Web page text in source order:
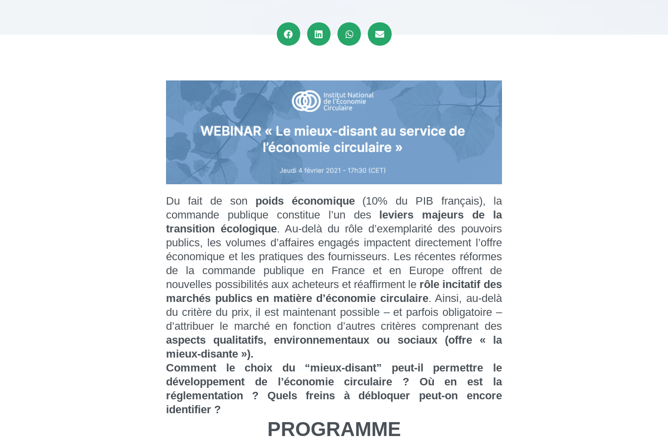
Du fait de son poids économique(10% du PIB français), la
commande publique constitue l’un des leviers majeurs de la
transition écologique. Au-delà du rôle d’exemplarité des pouvoirs
publics, les volumes d’affaires engagés impactent directement l’offre
économique et les pratiques des fournisseurs. Les récentes réformes
de la commande publique en France et en Europe offrent de
nouvelles possibilités aux acheteurs et réaffirment le rôle incitatif des
marchés publics en matière d’économie circulaire. Ainsi, au-delà
du critère du prix, il est maintenant possible – et parfois obligatoire –
d’attribuer le marché en fonction d’autres critères comprenant des
aspects qualitatifs, environnementaux ou sociaux (offre « la
mieux-disante »).
Comment le choix du “mieux-disant” peut-il permettre le
développement de l’économie circulaire ? Où en est la
réglementation ? Quels freins à débloquer peut-on encore
identifier ?
PROGRAMME